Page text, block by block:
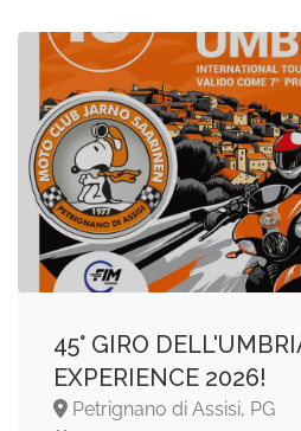
​45° GIRO
EXPERIENCE 2026!
Petrignano di Assisi, PG